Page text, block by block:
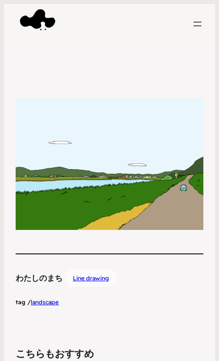
わたしのまち Line drawing
tag /landscape
こちらもおすすめ